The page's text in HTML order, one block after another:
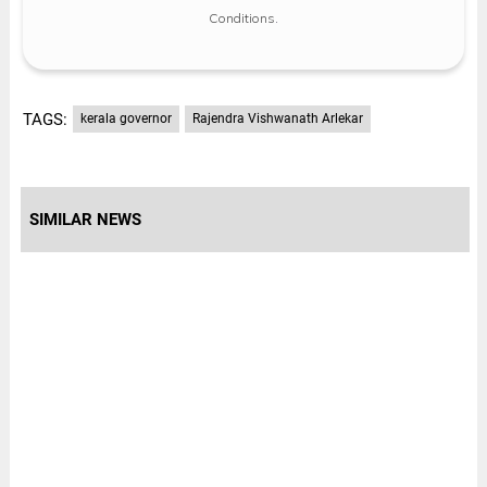
Conditions
TAGS: kerala governor Rajendra Vishwanath Arlekar
SIMILAR NEWS